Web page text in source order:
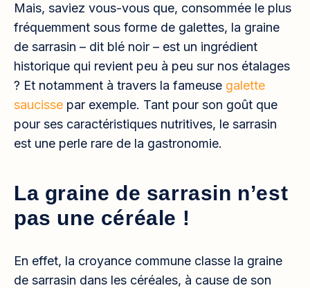
Mais, saviez vous-vous que, consommée le plus
fréquemment sous forme de galettes, la graine
de sarrasin – dit blé noir – est un ingrédient
historique qui revient peu à peu sur nos étalages
? Et notamment à travers la fameuse galette
saucisse par exemple. Tant pour son goût que
pour ses caractéristiques nutritives, le sarrasin
est une perle rare de la gastronomie.
La graine de sarrasin n’est
pas une céréale !
En effet, la croyance commune classe la graine
de sarrasin dans les céréales, à cause de son